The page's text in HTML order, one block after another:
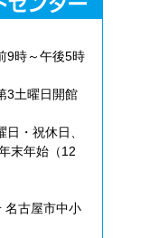
9時～午後5時
3土曜日開館
・祝休日、
末年始（12
名古屋市中小